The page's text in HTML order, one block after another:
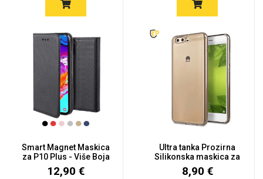
Smart Magnet Maskica
za P10 Plus - Više Boja
12,90 €
Ultra tanka Prozirna
Silikonska maskica za
Hua...
8,90 €